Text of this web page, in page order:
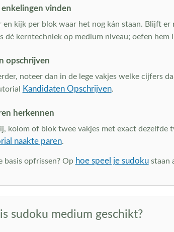
vinden
en kijk per blok waar het nog kán staan. Blijft
dé kerntechniek op medium niveau; oefen hem
opschrijven
noteer dan in de lege vakjes welke cijfers
Kandidaten Opschrijven.
herkennen
kolom of blok twee vakjes met exact dezelfde
naakte paren.
basis opfrissen? Op hoe speel je sudokustaan
sudoku medium geschikt?